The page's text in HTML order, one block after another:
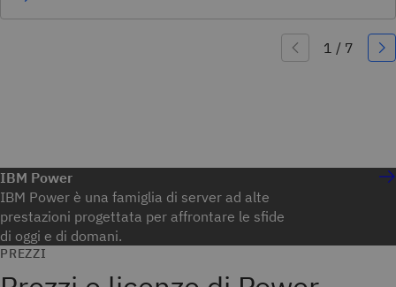
IBM Power
IBM Power è una famiglia di server ad alte
prestazioni progettata per affrontare le sfide
di oggi e di domani.
PREZZI